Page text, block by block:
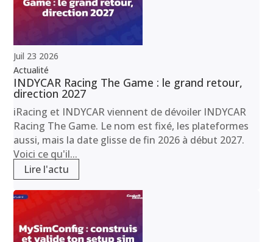
Juil 23 2026
Actualité
INDYCAR Racing The Game : le grand retour,
direction 2027
iRacing et INDYCAR viennent de dévoiler INDYCAR
Racing The Game. Le nom est fixé, les plateformes
aussi, mais la date glisse de fin 2026 à début 2027.
Voici ce qu'il...
Lire l'actu